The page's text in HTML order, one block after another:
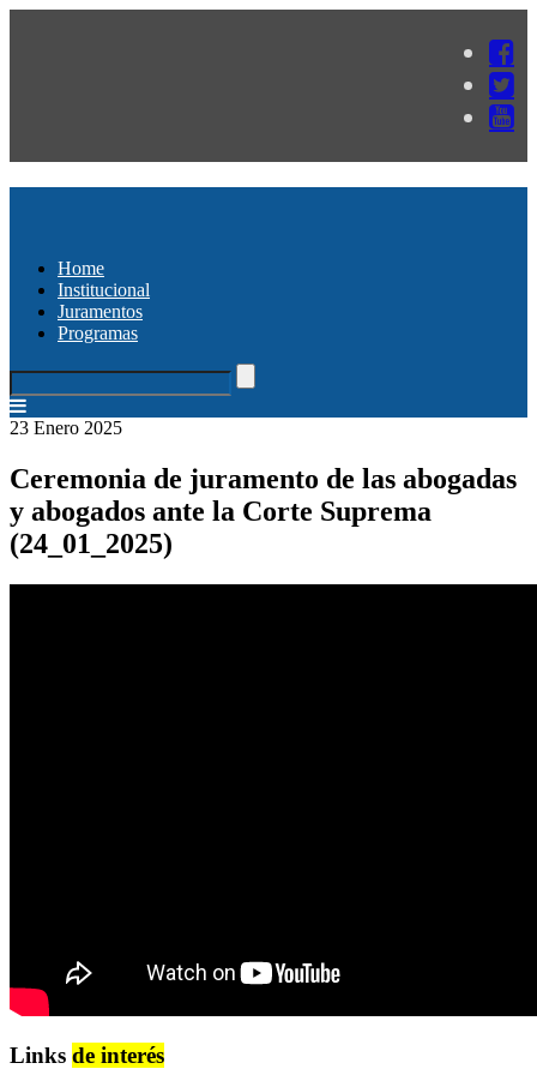
Home
Institucional
Juramentos
Programas
23 Enero 2025
Ceremonia de juramento de las abogadas
y abogados ante la Corte Suprema
(24_01_2025)
Links de interés